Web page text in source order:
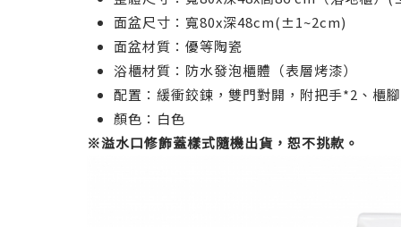
面盆尺寸：寬80x深48cm(±1~2cm)
面盆材質：優等陶瓷
浴櫃材質：防水發泡櫃體（表層烤漆）
配置：緩衝鉸鍊，雙門對開，附把手*2、櫃
顏色：白色
※溢水口修飾蓋樣式隨機出貨，恕不挑款。